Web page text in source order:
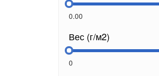
Неопределенный
Полоски
Растения (кроме цветов)
Рептилия
Вес (г/м2)